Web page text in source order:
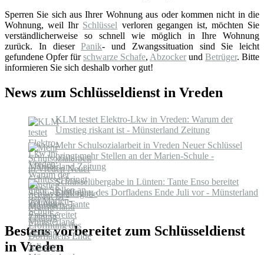
Sperren Sie sich aus Ihrer Wohnung aus oder kommen nicht in die
Wohnung, weil Ihr Schlüssel verloren gegangen ist, möchten Sie
verständlicherweise so schnell wie möglich in Ihre Wohnung
zurück. In dieserPanik- und Zwangssituation sind Sie leicht
gefundene Opfer fürschwarze Schafe, Abzocker und Betrüger. Bitte
informieren Sie sich deshalb vorher gut!
News zum Schlüsseldienst in Vreden
KLM testet Elektro-Lkw in Vreden: Warum der
Umstieg riskant ist - Münsterland Zeitung
Mehr Schulsozialarbeit in Vreden Neuer Schlüssel
bringt mehr Stellen an der Marien-Schule -
Münsterland Zeitung
Schlüsselübergabe in Lünten: Tante Enso bereitet
Eröffnung des Dorfladens Ende Juli vor - Münsterland
Zeitung
Bestens vorbereitet zum Schlüsseldienst
in Vreden